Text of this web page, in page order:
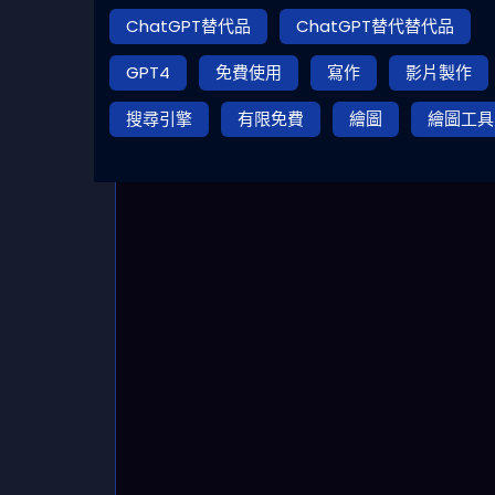
ChatGPT替代品
ChatGPT替代替代品
GPT4
免費使用 寫作
影片製作
搜尋引擎
有限免費 繪圖 繪圖工具